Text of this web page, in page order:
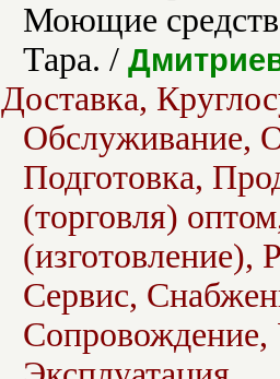
Моющие
Тара. /
Доставка,
Обслуживание,
Подготовка,
(торговля)
(изготовление),
Сервис,
Сопровождение,